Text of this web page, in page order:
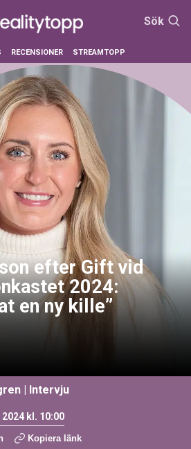
Sök
RECENSIONER STREAMTOPP
efter Gift vid
2024:
en ny kille”
| Intervju
kl. 10:00
Kopiera länk